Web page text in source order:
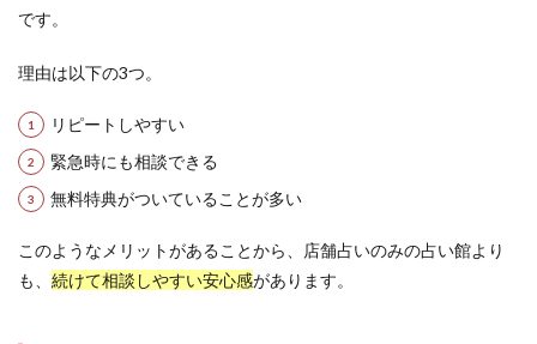
です。
理由は以下の3つ。
リピートしやすい
緊急時にも相談できる
無料特典がついていることが多い
このようなメリットがあることから、店舗占いのみの占い館より
も、 続けて相談しやすい安心感があります。